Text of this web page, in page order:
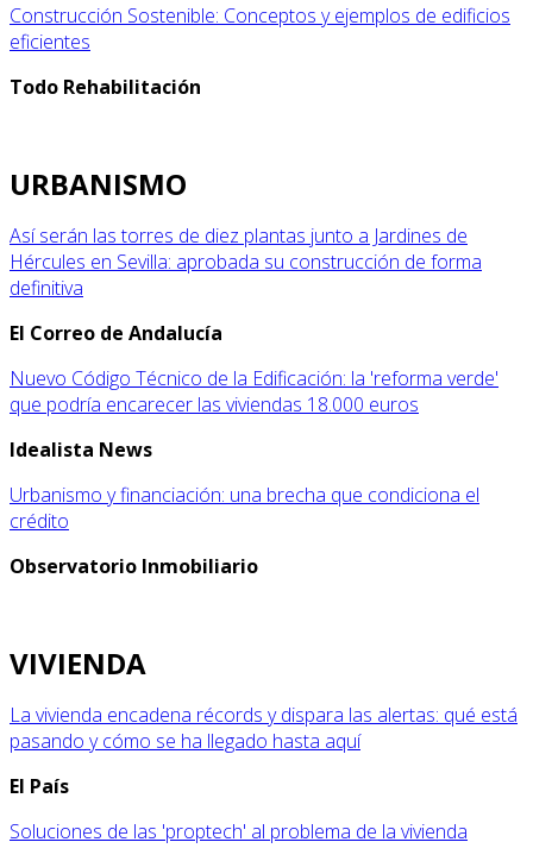
Construcción Sostenible: Conceptos y ejemplos de edificios
eficientes
Todo Rehabilitación
URBANISMO
Así serán las torres de diez plantas junto a Jardines de
Hércules en Sevilla: aprobada su construcción de forma
definitiva
El Correo de Andalucía
Nuevo Código Técnico de la Edificación: la 'reforma verde'
que podría encarecer las viviendas 18.000 euros
Idealista News
Urbanismo y financiación: una brecha que condiciona el
crédito
Observatorio Inmobiliario
VIVIENDA
La vivienda encadena récords y dispara las alertas: qué está
pasando y cómo se ha llegado hasta aquí
El País
Soluciones de las 'proptech' al problema de la vivienda